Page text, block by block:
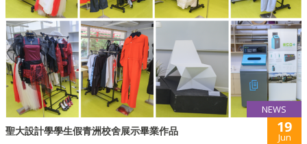
NEWS
聖大設計學學生假青洲校舍展示畢業作品 19
Jun